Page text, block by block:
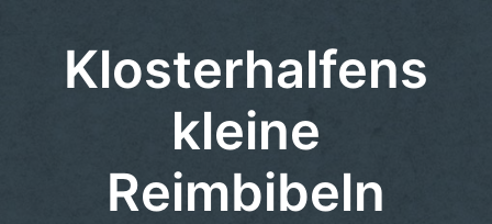
springenKlosterhalfens
kleine
Reimbibeln